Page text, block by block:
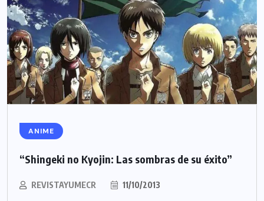
ANIME
“Shingeki no Kyojin: Las sombras de su éxito”
REVISTAYUMECR 11/10/2013